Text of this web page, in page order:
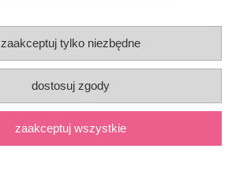
O nas
pokaż pełną wersję strony
Sklep internetowy Shoper.pl
zaakceptuj tylko niezbędne
dostosuj zgody
zaakceptuj wszystkie